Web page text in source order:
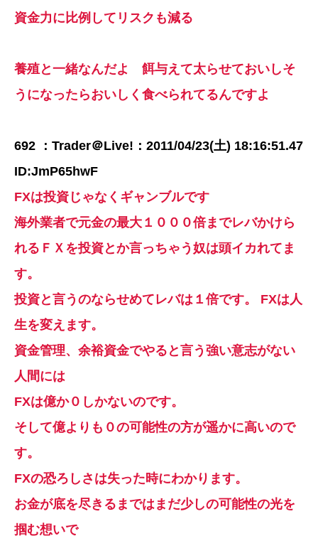
資金力に比例してリスクも減る
養殖と一緒なんだよ 餌与えて太らせておいしそ
うになったらおいしく食べられてるんですよ
692 ：Trader＠Live!：2011/04/23(土) 18:16:51.47
ID:JmP65hwF
FXは投資じゃなくギャンブルです
海外業者で元金の最大１０００倍までレバかけら
れるＦＸを投資とか言っちゃう奴は頭イカれてま
す。
投資と言うのならせめてレバは１倍です。 FXは人
生を変えます。
資金管理、余裕資金でやると言う強い意志がない
人間には
FXは億か０しかないのです。
そして億よりも０の可能性の方が遥かに高いので
す。
FXの恐ろしさは失った時にわかります。
お金が底を尽きるまではまだ少しの可能性の光を
掴む想いで